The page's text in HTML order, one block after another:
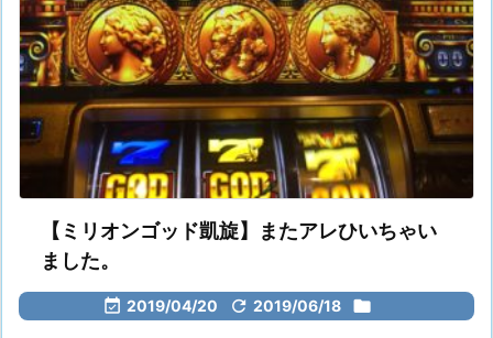
【ミリオンゴッド凱旋】またアレひいちゃい
ました。
 2019/04/20  2019/06/18 